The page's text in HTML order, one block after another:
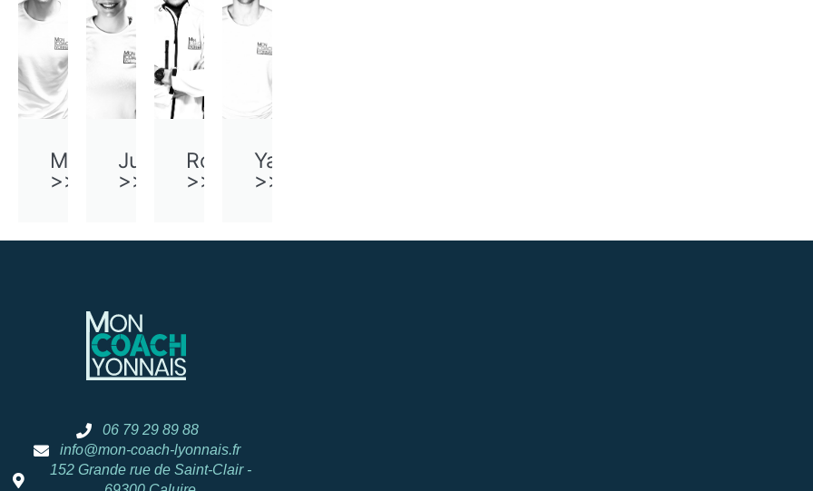
Martin
>>
Juliette
>>
Robin
>>
Yann
>>
06 79 29 89 88
info@mon-coach-lyonnais.fr
152 Grande rue de Saint-Clair -